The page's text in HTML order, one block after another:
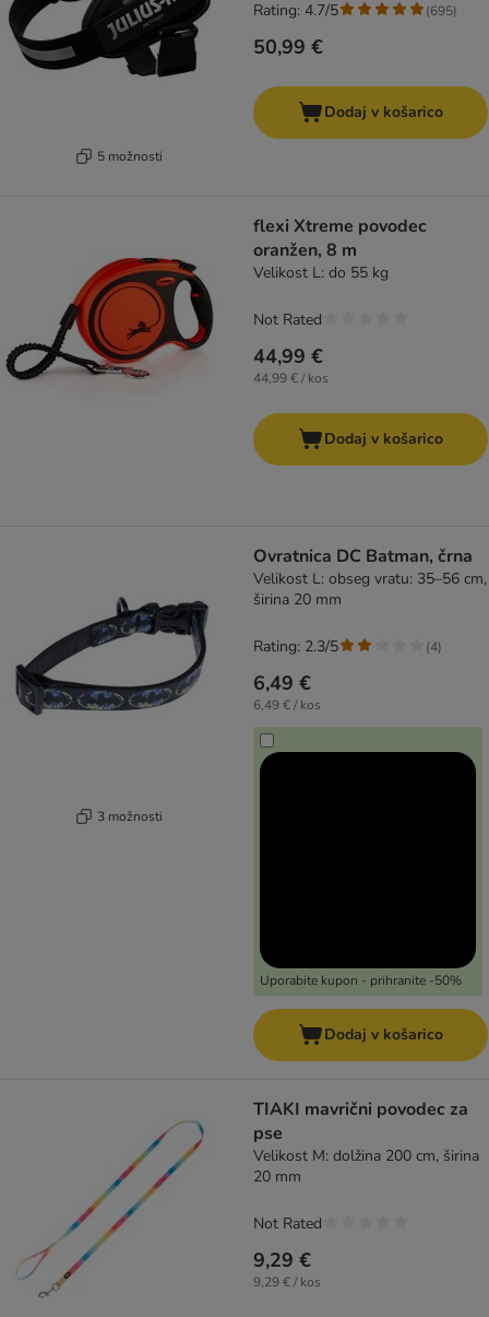
5 možnosti
50,99 €
Rating: 4.7/5 (695)
Dodaj v košarico
flexi Xtreme povodec
oranžen, 8 m
Velikost L: do 55 kg
44,99 €
44,99 € / kos
Not Rated
Dodaj v košarico
3 možnosti
Ovratnica DC Batman, črna
Velikost L: obseg vratu: 35–56 cm,
širina 20 mm
6,49 €
6,49 € / kos
Uporabite kupon - prihranite -50%
Rating: 2.3/5 (4)
Dodaj v košarico
TIAKI mavrični povodec za
pse
Velikost M: dolžina 200 cm, širina
20 mm
9,29 €
9,29 € / kos
Not Rated